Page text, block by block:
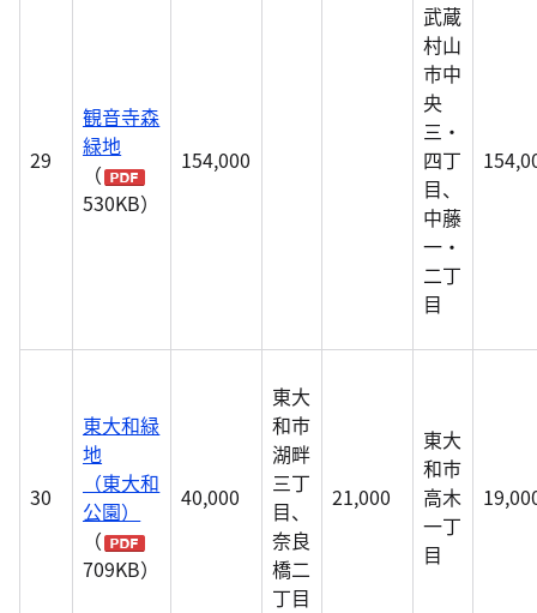
29
観音寺森
緑地
（
530KB）
154,000
武蔵
村山
市中
央
三・
四丁
目、
中藤
一・
二丁
目
30
東大和緑
地
（東大和
公園）
（
709KB）
40,000
東大
和市
湖畔
三丁
目、
奈良
橋二
丁目
21,000
東大
和市
高木
一丁
目